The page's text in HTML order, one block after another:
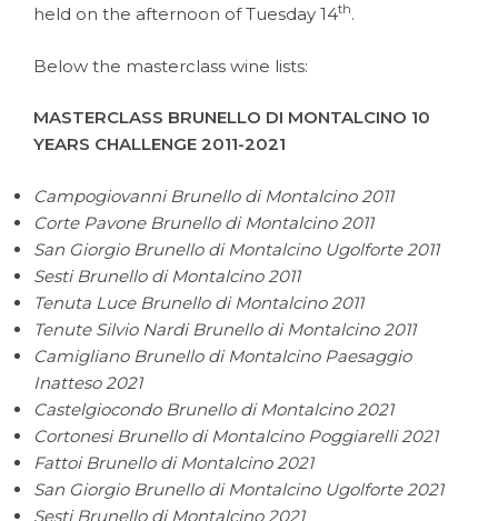
held on the afternoon of Tuesday 14th.
Below the masterclass wine lists:
MASTERCLASS BRUNELLO DI MONTALCINO 10
YEARS CHALLENGE 2011-2021
Campogiovanni Brunello di Montalcino 2011
Corte Pavone Brunello di Montalcino 2011
San Giorgio Brunello di Montalcino Ugolforte 2011
Sesti Brunello di Montalcino 2011
Tenuta Luce Brunello di Montalcino 2011
Tenute Silvio Nardi Brunello di Montalcino 2011
Camigliano Brunello di Montalcino Paesaggio
Inatteso 2021
Castelgiocondo Brunello di Montalcino 2021
Cortonesi Brunello di Montalcino Poggiarelli 2021
Fattoi Brunello di Montalcino 2021
San Giorgio Brunello di Montalcino Ugolforte 2021
Sesti Brunello di Montalcino 2021